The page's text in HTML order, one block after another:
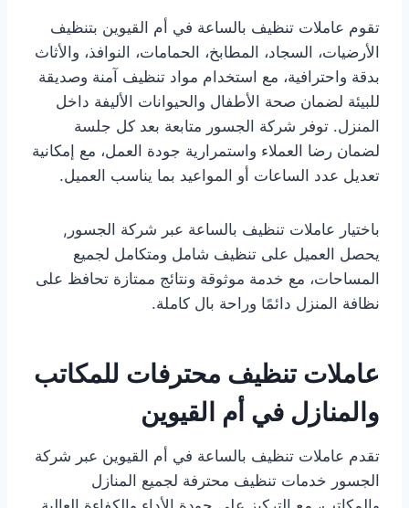
تقوم عاملات تنظيف بالساعة في أم القيوين بتنظيف
الأرضيات، السجاد، المطابخ، الحمامات، النوافذ، والأثاث
بدقة واحترافية، مع استخدام مواد تنظيف آمنة وصديقة
للبيئة لضمان صحة الأطفال والحيوانات الأليفة داخل
المنزل. توفر شركة الجسور متابعة بعد كل جلسة
لضمان رضا العملاء واستمرارية جودة العمل، مع إمكانية
تعديل عدد الساعات أو المواعيد بما يناسب العميل.
باختيار عاملات تنظيف بالساعة عبر شركة الجسور,
يحصل العميل على تنظيف شامل ومتكامل لجميع
المساحات، مع خدمة موثوقة ونتائج ممتازة تحافظ على
نظافة المنزل دائمًا وراحة بال كاملة.
عاملات تنظيف محترفات للمكاتب
والمنازل في أم القيوين
تقدم عاملات تنظيف بالساعة في أم القيوين عبر شركة
الجسور خدمات تنظيف محترفة لجميع المنازل